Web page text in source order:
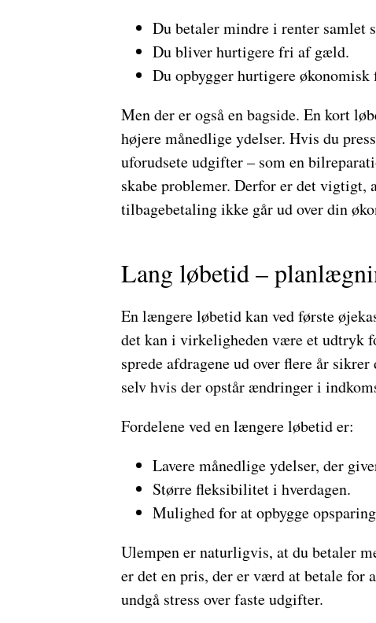
Du betaler mindre i renter samlet
Du bliver hurtigere fri af gæld.
Du opbygger hurtigere økonomisk
Men der er også en bagside. En kort
højere månedlige ydelser. Hvis du
uforudsete udgifter – som en
skabe problemer. Derfor er det vigtigt,
tilbagebetaling ikke går ud over din
Lang løbetid –
En længere løbetid kan ved første
det kan i virkeligheden være et udtryk
sprede afdragene ud over flere år
selv hvis der opstår ændringer i
Fordelene ved en længere løbetid er:
Lavere månedlige ydelser, der
Større fleksibilitet i hverdagen.
Mulighed for at opbygge
Ulempen er naturligvis, at du betaler
er det en pris, der er værd at betale for
undgå stress over faste udgifter.